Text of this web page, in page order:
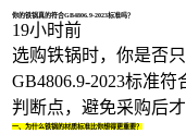
你的铁锅真的符合GB4806.9-2023标准吗？
19小时前
选购铁锅时，你是否
GB4806.9-2023标准
判断点，避免采购后才
一、为什么铁锅的材质标准比你想得更重要？